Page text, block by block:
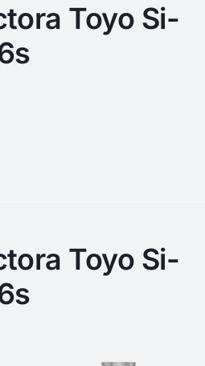
Toyo Si-
Toyo Si-